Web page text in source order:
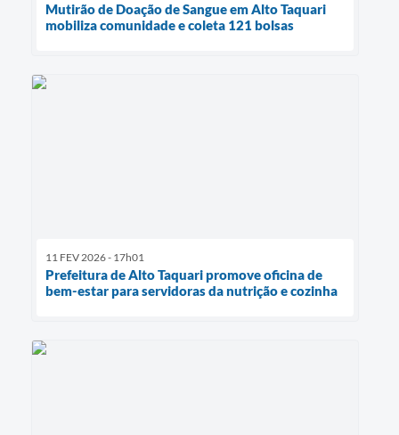
Mutirão de Doação de Sangue em Alto Taquari
mobiliza comunidade e coleta 121 bolsas
11 FEV 2026 - 17h01
Prefeitura de Alto Taquari promove oficina de
bem-estar para servidoras da nutrição e cozinha